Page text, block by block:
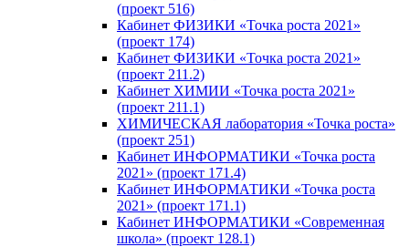
(проект 516)
Кабинет ФИЗИКИ «Точка роста 2021»
(проект 174)
Кабинет ФИЗИКИ «Точка роста 2021»
(проект 211.2)
Кабинет ХИМИИ «Точка роста 2021»
(проект 211.1)
ХИМИЧЕСКАЯ лаборатория «Точка роста»
(проект 251)
Кабинет ИНФОРМАТИКИ «Точка роста
2021» (проект 171.4)
Кабинет ИНФОРМАТИКИ «Точка роста
2021» (проект 171.1)
Кабинет ИНФОРМАТИКИ «Современная
школа» (проект 128.1)